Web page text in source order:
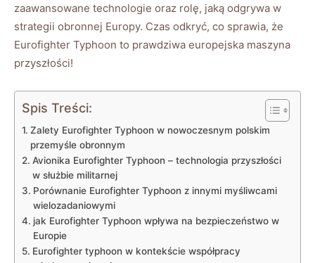
zaawansowane technologie oraz rolę, jaką odgrywa w
strategii obronnej Europy. Czas odkryć, co sprawia, że
Eurofighter Typhoon to prawdziwa europejska maszyna
przyszłości!
Spis Treści:
Zalety Eurofighter Typhoon w nowoczesnym polskim
przemyśle obronnym
Avionika Eurofighter Typhoon – technologia przyszłości
w służbie militarnej
Porównanie Eurofighter Typhoon z innymi myśliwcami
wielozadaniowymi
jak Eurofighter Typhoon wpływa na bezpieczeństwo w
Europie
Eurofighter typhoon w kontekście współpracy